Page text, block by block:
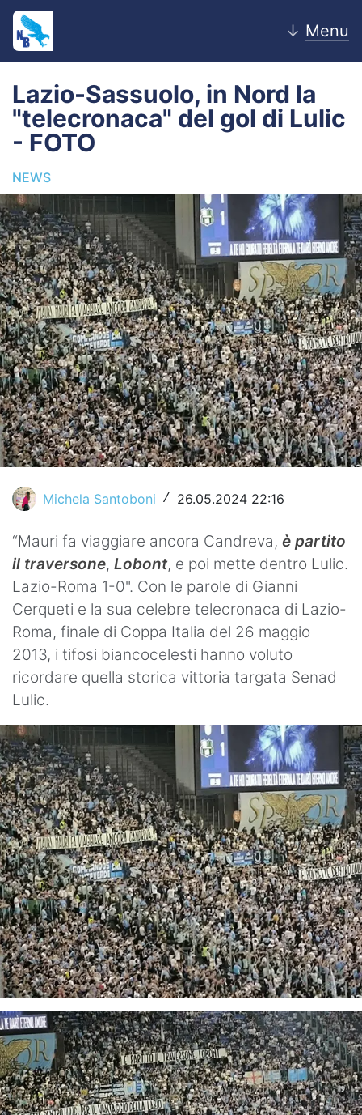
↓ Menu
Home
News
Editoriale
Pagelle
Settore Giovanile
Lazio Women
Calciomercato
Video
Lazio-Sassuolo, in Nord la
"telecronaca" del gol di Lulic
- FOTO
NEWS
Michela Santoboni / 26.05.2024 22:16
“Mauri fa viaggiare ancora Candreva, è partito
il traversone, Lobont, e poi mette dentro Lulic.
Lazio-Roma 1-0". Con le parole di Gianni
Cerqueti e la sua celebre telecronaca di Lazio-
Roma, finale di Coppa Italia del 26 maggio
2013, i tifosi biancocelesti hanno voluto
ricordare quella storica vittoria targata Senad
Lulic.